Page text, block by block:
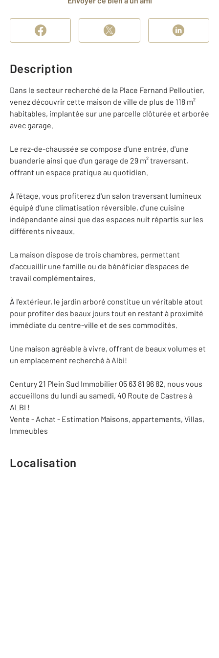
Description
Dans le secteur recherché de la Place Fernand Pelloutier,
venez découvrir cette maison de ville de plus de 118 m²
habitables, implantée sur une parcelle clôturée et arborée
avec garage.
Le rez-de-chaussée se compose d'une entrée, d'une
buanderie ainsi que d'un garage de 29 m² traversant,
offrant un espace pratique au quotidien.
À l'étage, vous profiterez d'un salon traversant lumineux
équipé d'une climatisation réversible, d'une cuisine
indépendante ainsi que des espaces nuit répartis sur les
différents niveaux.
La maison dispose de trois chambres, permettant
d'accueillir une famille ou de bénéficier d'espaces de
travail complémentaires.
À l'extérieur, le jardin arboré constitue un véritable atout
pour profiter des beaux jours tout en restant à proximité
immédiate du centre-ville et de ses commodités.
Une maison agréable à vivre, offrant de beaux volumes et
un emplacement recherché à Albi!
Century 21 Plein Sud Immobilier 05 63 81 96 82, nous vous
accueillons du lundi au samedi, 40 Route de Castres à
ALBI !
Vente - Achat - Estimation Maisons, appartements, Villas,
Immeubles
Localisation